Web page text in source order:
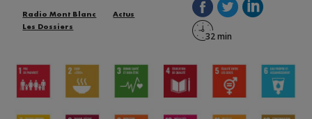
Radio Mont Blanc
Actus
Les Dossiers